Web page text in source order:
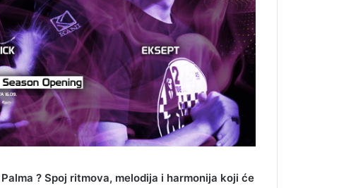
? Spoj ritmova, melodija i harmonija koji će